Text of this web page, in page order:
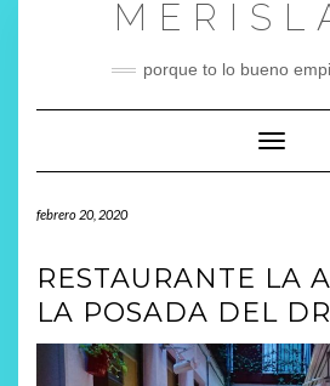
porque to lo bueno
febrero 20, 2020
RESTAURANTE LA
LA POSADA DEL